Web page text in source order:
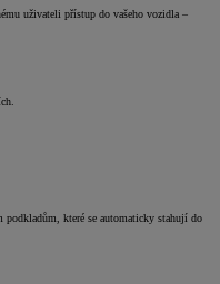
uživateli přístup do vašeho vozidla –
které se automaticky stahují do